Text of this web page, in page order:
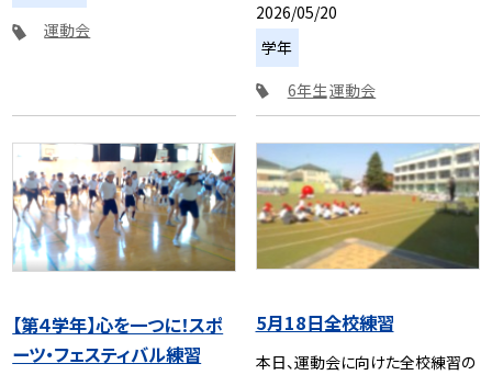
運動会
2026/05/20
学年
6年生運動会
【第４学年】心を一つに！スポ
ーツ・フェスティバル練習
5月18日全校練習
本日、運動会に向けた全校練習の